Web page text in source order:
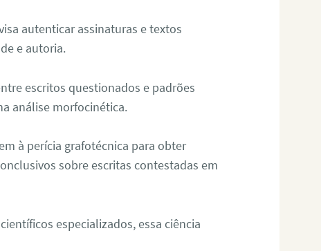
autenticar assinaturas e textos
e autoria.
escritos questionados e padrões
análise morfocinética.
à perícia grafotécnica para obter
sobre escritas contestadas em
especializados, essa ciência